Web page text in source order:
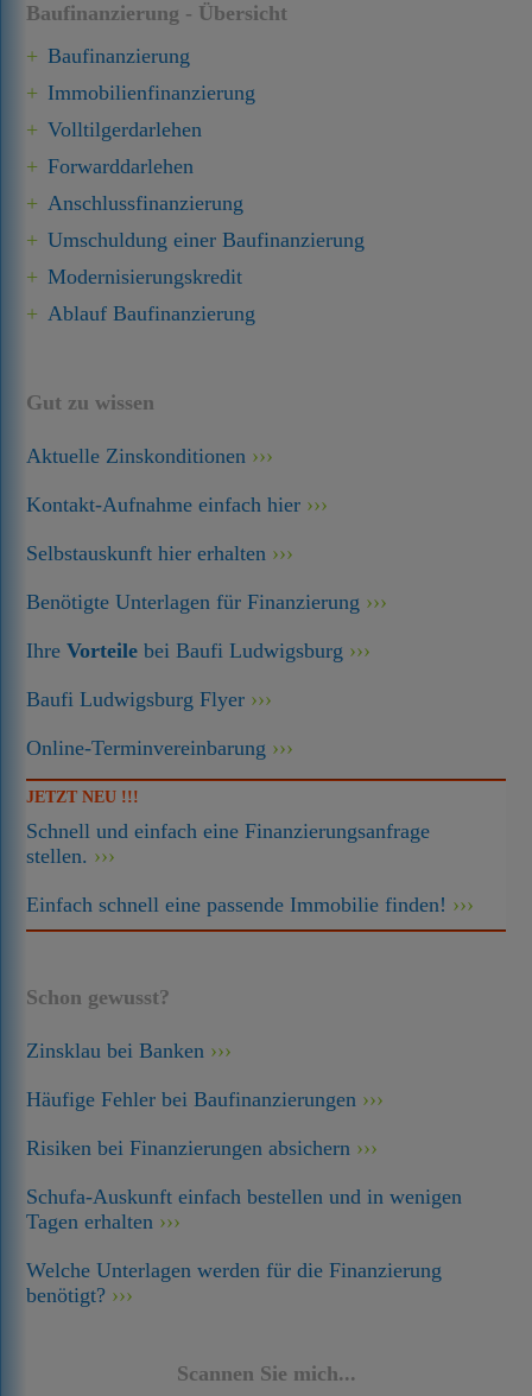
Baufinanzierung - Übersicht
Baufinanzierung
Immobilien­finanzierung
Volltilgerdarlehen
Forward­darlehen
Anschluss­finanzierung
Umschuldung einer Baufinanzierung
Modernisierungskredit
Ablauf Baufinanzierung
Gut zu wissen
Aktuelle Zinskonditionen
Kontakt-Aufnahme einfach hier
Selbstauskunft hier erhalten
Benötigte Unterlagen für Finanzierung
IhreVorteile bei Baufi Ludwigsburg
Baufi Ludwigsburg Flyer
Online-Terminvereinbarung
JETZT NEU !!!
Schnell und einfach eine Finanzierungsanfrage
stellen.
Einfach schnell eine passende Immobilie finden!
Schon gewusst?
Zinsklau bei Banken
Häufige Fehler bei Baufinanzierungen
Risiken bei Finanzierungen absichern
Schufa-Auskunft einfach bestellen und in wenigen
Tagen erhalten
Welche Unterlagen werden für die Finanzierung
benötigt?
Scannen Sie mich...